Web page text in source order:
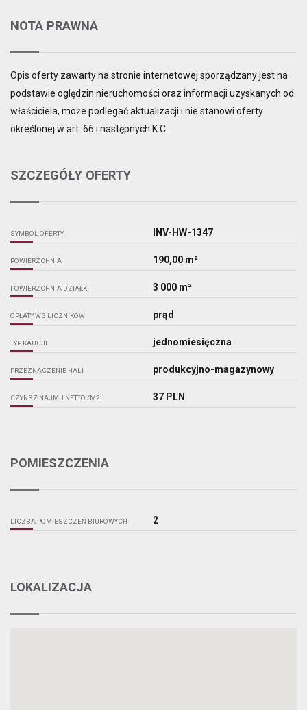
NOTA PRAWNA
Opis oferty zawarty na stronie internetowej sporządzany jest na
podstawie oględzin nieruchomości oraz informacji uzyskanych od
właściciela, może podlegać aktualizacji i nie stanowi oferty
określonej w art. 66 i następnych K.C.
SZCZEGÓŁY OFERTY
SYMBOL OFERTY INV-HW-1347
POWIERZCHNIA 190,00 m²
POWIERZCHNIA DZIAŁKI 3 000 m²
OPŁATY WG LICZNIKÓW prąd
TYP KAUCJI jednomiesięczna
PRZEZNACZENIE HALI produkcyjno-magazynowy
CZYNSZ NAJMU NETTO /M2 37 PLN
POMIESZCZENIA
LICZBA POMIESZCZEŃ BIUROWYCH 2
LOKALIZACJA